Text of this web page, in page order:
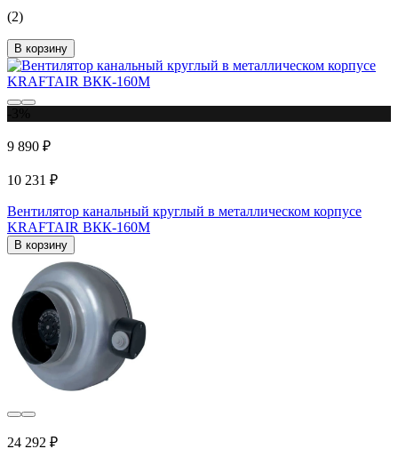
(2)
В корзину
9 890 ₽
10 231 ₽
Вентилятор канальный круглый в металлическом корпусе
KRAFTAIR ВКК-160М
В корзину
24 292 ₽